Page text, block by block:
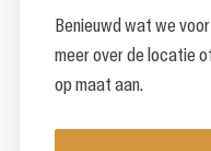
Benieuwd wat we
meer over de locatie
op maat aan.